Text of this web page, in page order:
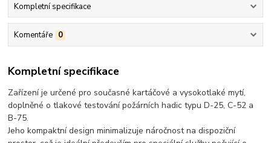
Kompletní specifikace
Komentáře 0
Kompletní specifikace
Zařízení je určené pro současné kartáčové a vysokotlaké mytí,
doplněné o tlakové testování požárních hadic typu D-25, C-52 a
B-75.
Jeho kompaktní design minimalizuje náročnost na dispoziční